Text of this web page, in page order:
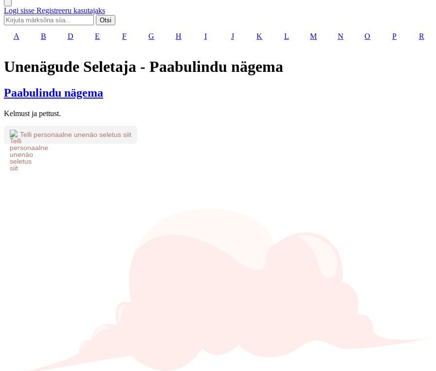
Logi sisse Registreeru kasutajaks
Otsi
A B D E F G H I J K L M N O P R
Unenägude Seletaja - Paabulindu nägema
Paabulindu nägema
Kelmust ja pettust.
Telli personaalne unenäo seletus siit